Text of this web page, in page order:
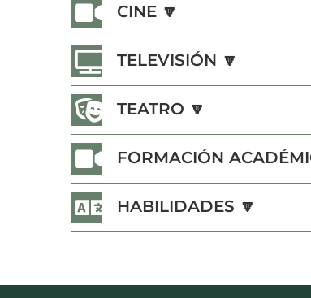
CINE 🔽
TELEVISIÓN 🔽
TEATRO 🔽
FORMACIÓN
HABILIDADES 🔽